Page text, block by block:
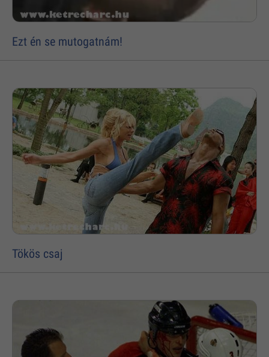
Ezt én se mutogatnám!
Tökös csaj